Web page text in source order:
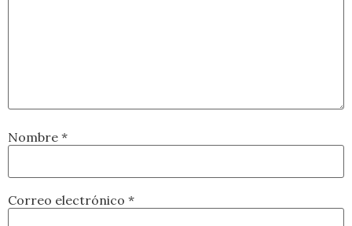
Nombre *
Correo electrónico *